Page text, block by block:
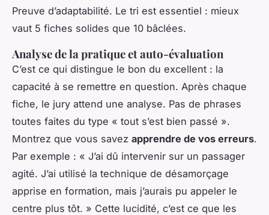
Preuve d’adaptabilité. Le tri est essentiel : mieux
vaut 5 fiches solides que 10 bâclées.
Analyse de la pratique et auto-évaluation
C’est ce qui distingue le bon du excellent : la
capacité à se remettre en question. Après chaque
fiche, le jury attend une analyse. Pas de phrases
toutes faites du type « tout s’est bien passé ».
Montrez que vous savez apprendre de vos erreurs.
Par exemple : « J’ai dû intervenir sur un passager
agité. J’ai utilisé la technique de désamorçage
apprise en formation, mais j’aurais pu appeler le
centre plus tôt. » Cette lucidité, c’est ce que les